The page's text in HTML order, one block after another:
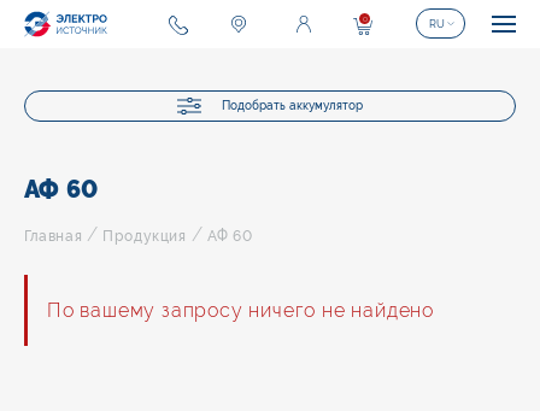
Подобрать аккумулятор
АФ 60
Главная / Продукция / АФ 60
По вашему запросу ничего не найдено
0 RU